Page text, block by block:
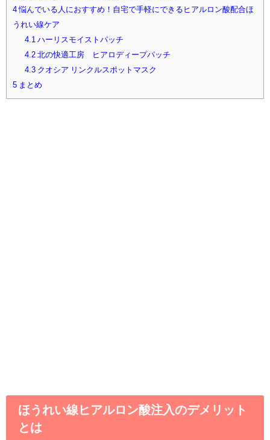
4悩んでいる人におすすめ！自宅で手軽にできるヒアルロン酸配合ほ
うれい線ケア
4.1 ハーリスモイストパッチ
4.2北の快適工房 ヒアロディープパッチ
4.3クオシア リンクルスポットマスク
5 まとめ
ほうれい線ヒアルロン酸注入のデメリット
とは